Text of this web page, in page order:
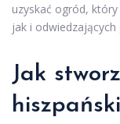
uzyskać ogród,
jak i odwiedzających
Jak